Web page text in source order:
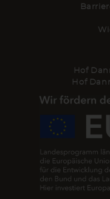
Hof
Hof